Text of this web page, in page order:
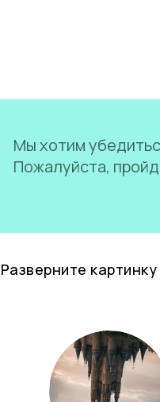
Мы хотим
Пожалуйста,
Разверните